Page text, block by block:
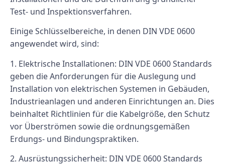
Test- und Inspektionsverfahren.
Einige Schlüsselbereiche, in denen DIN VDE 0600
angewendet wird, sind:
1. Elektrische Installationen: DIN VDE 0600 Standards
geben die Anforderungen für die Auslegung und
Installation von elektrischen Systemen in Gebäuden,
Industrieanlagen und anderen Einrichtungen an. Dies
beinhaltet Richtlinien für die Kabelgröße, den Schutz
vor Überströmen sowie die ordnungsgemäßen
Erdungs- und Bindungspraktiken.
2. Ausrüstungssicherheit: DIN VDE 0600 Standards